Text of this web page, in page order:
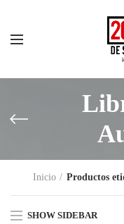
Inicio Productos
SHOW SIDEBAR